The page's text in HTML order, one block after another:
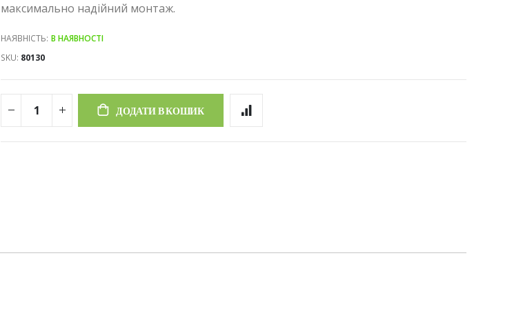
максимально надійний монтаж.
НАЯВНІСТЬ: В НАЯВНОСТІ
SKU 80130
ДОДАТИ В КОШИК